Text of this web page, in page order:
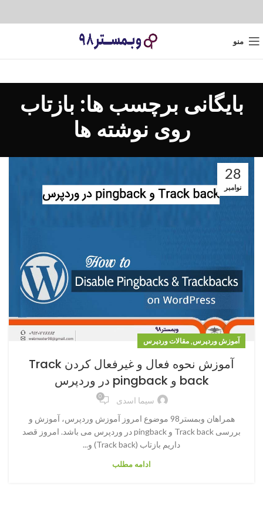
منو
بایگانی برچسب ها: بازتاب
روی نوشته ها
28
نوامبر
آموزش وردپرس, مقالات وردپرس
آموزش نحوه فعال و غیرفعال کردن Track
back و pingback در وردپرس
سیما اسدی 0
همراهان وبمستر98 موضوع امروز آموزش وردپرس، آموزش و
بررسی Track back و pingback در وردپرس می باشد. امروز قصد
داریم بازتاب (Track back) و...
ادامه مطلب